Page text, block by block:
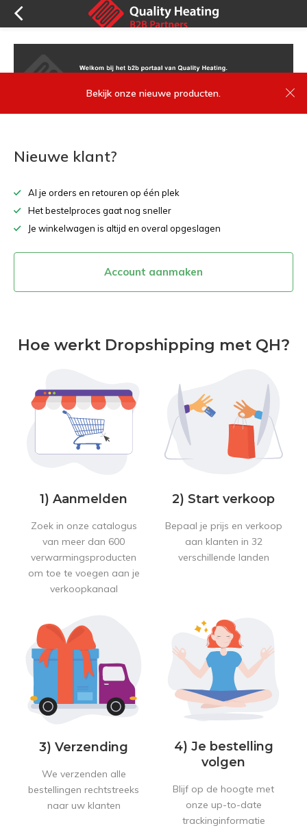
Bekijk onze nieuwe producten.
Nieuwe klant?
Al je orders en retouren op één plek
Het bestelproces gaat nog sneller
Je winkelwagen is altijd en overal opgeslagen
Account aanmaken
Hoe werkt Dropshipping met QH?
1) Aanmelden
Zoek in onze catalogus
van meer dan 600
verwarmingsproducten
om toe te voegen aan je
verkoopkanaal
2) Start verkoop
Bepaal je prijs en verkoop
aan klanten in 32
verschillende landen
3) Verzending
We verzenden alle
bestellingen rechtstreeks
naar uw klanten
4) Je bestelling
volgen
Blijf op de hoogte met
onze up-to-date
trackinginformatie